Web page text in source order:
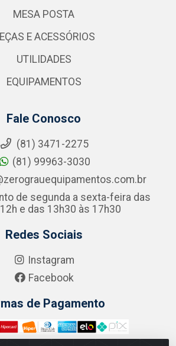
MESA POSTA
E ACESSÓRIOS
UTILIDADES
EQUIPAMENTOS
Fale Conosco
(81) 3471-2275
(81) 99963-3030
de segunda a sexta-feira das
e das 13h30 às 17h30
Redes Sociais
Instagram
Facebook
de Pagamento